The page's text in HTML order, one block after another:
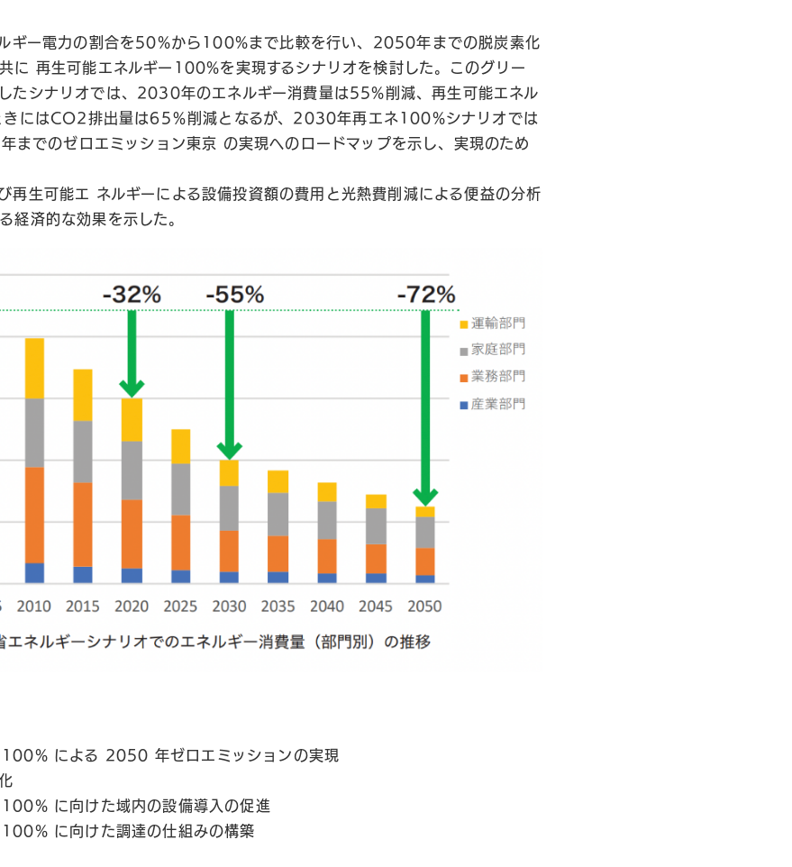
ギー電力の割合を50%から100%まで比較を行い、2050年までの脱炭素化
に 再生可能エネルギー100%を実現するシナリオを検討した。このグリー
たシナリオでは、2030年のエネルギー消費量は55%削減、再生可能エネル
きにはCO2排出量は65％削減となるが、2030年再エネ100%シナリオでは
までのゼロエミッション東京 の実現へのロードマップを示し、実現のため
再生可能エ ネルギーによる設備投資額の費用と光熱費削減による便益の分析
経済的な効果を示した。
100% による 2050 年ゼロエミッションの実現
に向けた域内の設備導入の促進
に向けた調達の仕組みの構築